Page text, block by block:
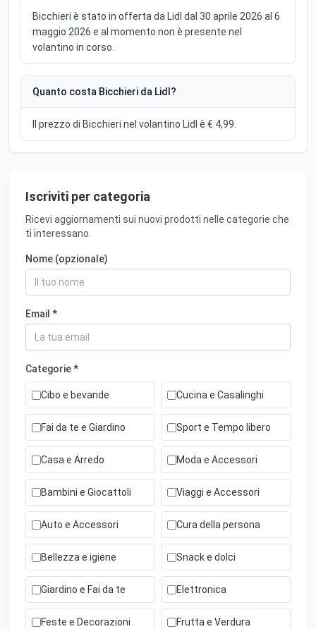
Bicchieri è stato in offerta da Lidl dal 30 aprile 2026 al 6
maggio 2026 e al momento non è presente nel
volantino in corso.
Quanto costa Bicchieri da Lidl?
Il prezzo di Bicchieri nel volantino Lidl è € 4,99.
Iscriviti per categoria
Ricevi aggiornamenti sui nuovi prodotti nelle categorie che
ti interessano.
Nome (opzionale)
Email *
Categorie *
Cibo e bevande Cucina e Casalinghi
Fai da te e Giardino Sport e Tempo libero
Casa e Arredo Moda e Accessori
Bambini e Giocattoli Viaggi e Accessori
Auto e Accessori Cura della persona
Bellezza e igiene Snack e dolci
Giardino e Fai da te Elettronica
Feste e Decorazioni Frutta e Verdura